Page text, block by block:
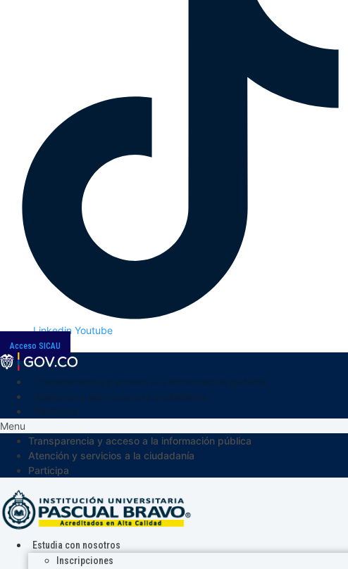
Linkedin Youtube
Acceso SICAU
Menu
Transparencia y acceso a la información pública
Atención y servicios a la ciudadanía
Participa
Estudia con nosotros
Inscripciones